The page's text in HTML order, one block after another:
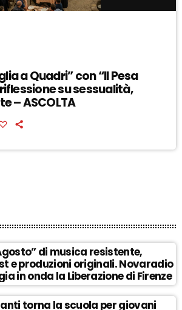
a Quadri” con “Il Pesa
su sessualità,
– ASCOLTA
Agosto” di musica resistente,
e produzioni originali. Novaradio
in onda la Liberazione di Firenze
torna la scuola per giovani